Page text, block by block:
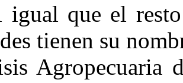
igual que el
tienen su
Agropecuaria